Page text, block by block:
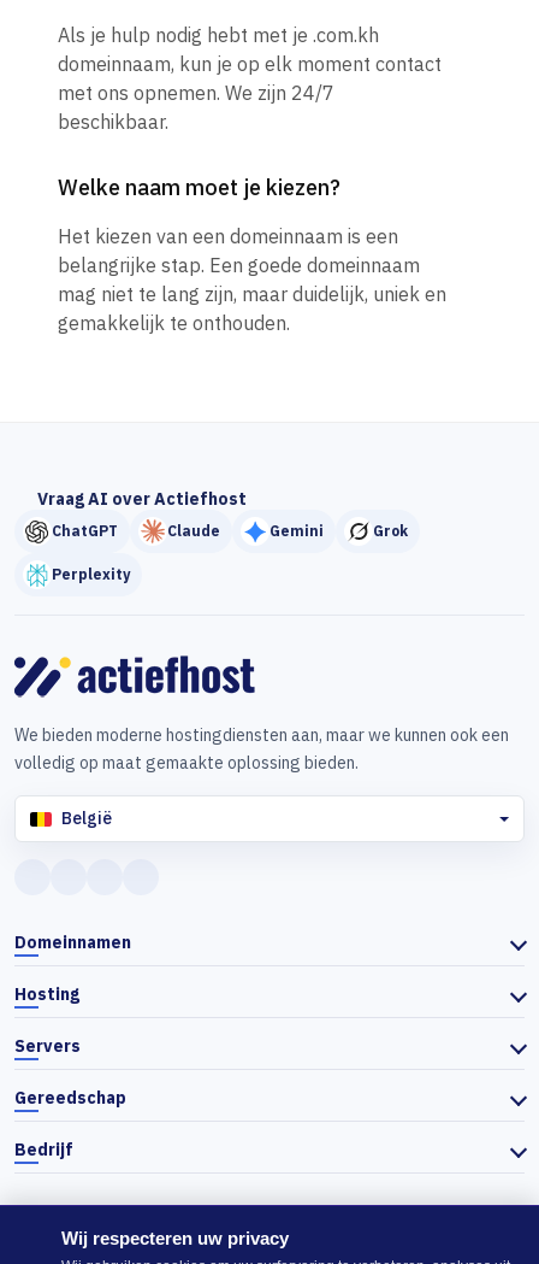
Als je hulp nodig hebt met je .com.kh
domeinnaam, kun je op elk moment contact
met ons opnemen. We zijn 24/7
beschikbaar.
Welke naam moet je kiezen?
Het kiezen van een domeinnaam is een
belangrijke stap. Een goede domeinnaam
mag niet te lang zijn, maar duidelijk, uniek en
gemakkelijk te onthouden.
Vraag AI over Actiefhost
ChatGPT Claude Gemini Grok
Perplexity
We bieden moderne hostingdiensten aan, maar we kunnen ook een
volledig op maat gemaakte oplossing bieden.
België
Domeinnamen
Hosting
Servers
Gereedschap
Bedrijf
© 2026 Actiefhost. In overeenstemming met de Bulgaarse handelswet
Wij respecteren uw privacy